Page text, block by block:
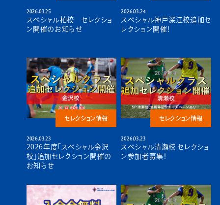
2026.03.25
スペシャル柏校 セレクショ
ン開催のお知らせ
2026.03.24
スペシャル神戸深江校追加セ
レクション開催！
セレクション情報
2026.03.23
2026年度「スペシャル金沢
校」追加セレクション開催の
お知らせ
セレクション情報
2026.03.23
スペシャル清瀬校 セレクショ
ン参加者募集！